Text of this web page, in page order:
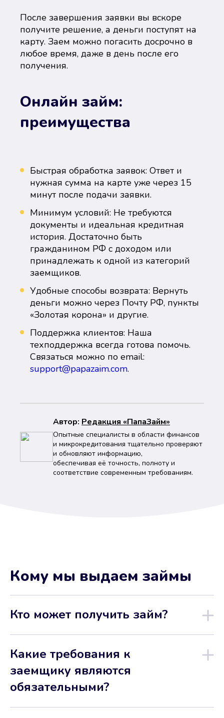
После завершения заявки вы вскоре
получите решение, а деньги поступят на
карту. Заем можно погасить досрочно в
любое время, даже в день после его
получения.
Онлайн займ:
преимущества
Быстрая обработка заявок: Ответ и
нужная сумма на карте уже через 15
минут после подачи заявки.
Минимум условий: Не требуются
документы и идеальная кредитная
история. Достаточно быть
гражданином РФ с доходом или
принадлежать к одной из категорий
заемщиков.
Удобные способы возврата: Вернуть
деньги можно через Почту РФ, пункты
«Золотая корона» и другие.
Поддержка клиентов: Наша
техподдержка всегда готова помочь.
Связаться можно по email:
support@papazaim.com.
Автор: Peдaкция «ПапаЗайм»
Опытные специалисты в области финансов
и микрокредитования тщательно проверяют
и обновляют информацию,
обеспечивая её точность, полноту и
соответствие современным требованиям.
Кому мы выдаем займы
Кто может получить займ?
Какие требования к
заемщику являются
обязательными?